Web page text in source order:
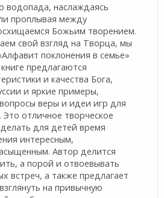
водопада, наслаждаясь
проплывая между
Божьим творением.
свой взгляд на Творца, мы
поклонения в семье»
предлагаются
и качества Бога,
и яркие примеры,
веры и идеи игр для
отличное творческое
для детей время
интересным,
Автор делится
а порой и отвоевывать
встреч, а также предлагает
на привычную